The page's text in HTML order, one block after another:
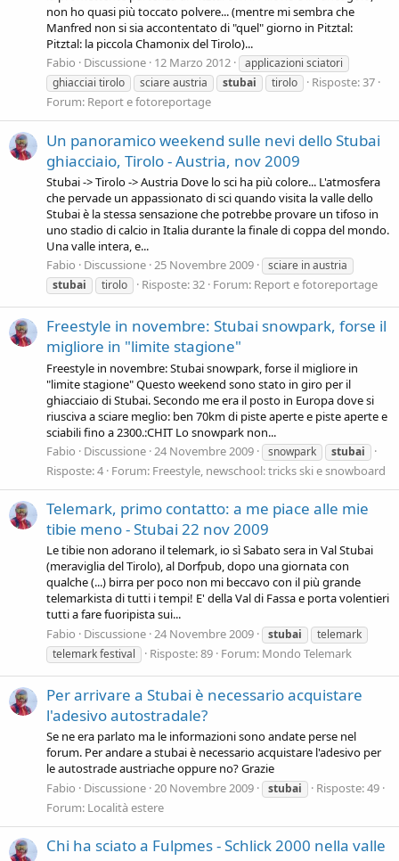
non ho quasi più toccato polvere... (mentre mi sembra che
Manfred non si sia accontentato di "quel" giorno in Pitztal:
Pitztal: la piccola Chamonix del Tirolo)...
Fabio
Discussione 12 Marzo 2012
applicazioni sciatori
ghiacciai tirolo
sciare austria stubai tirolo
Risposte: 37
Forum: Report e fotoreportage
Un panoramico weekend sulle nevi dello Stubai
ghiacciaio, Tirolo - Austria, nov 2009
Stubai -> Tirolo -> Austria Dove lo sci ha più colore... L'atmosfera
che pervade un appassionato di sci quando visita la valle dello
Stubai è la stessa sensazione che potrebbe provare un tifoso in
uno stadio di calcio in Italia durante la finale di coppa del mondo.
Una valle intera, e...
Fabio
Discussione 25 Novembre 2009
sciare in austria
stubai
tirolo Risposte: 32 Forum: Report e fotoreportage
Freestyle in novembre: Stubai snowpark, forse il
migliore in "limite stagione"
Freestyle in novembre: Stubai snowpark, forse il migliore in
"limite stagione" Questo weekend sono stato in giro per il
ghiacciaio di Stubai. Secondo me era il posto in Europa dove si
riusciva a sciare meglio: ben 70km di piste aperte e piste aperte e
sciabili fino a 2300.:CHIT Lo snowpark non...
Fabio
Discussione 24 Novembre 2009 snowpark stubai
Risposte: 4 Forum: Freestyle, newschool: tricks ski e snowboard
Telemark, primo contatto: a me piace alle mie
tibie meno - Stubai 22 nov 2009
Le tibie non adorano il telemark, io sì Sabato sera in Val Stubai
(meraviglia del Tirolo), al Dorfpub, dopo una giornata con
qualche (...) birra per poco non mi beccavo con il più grande
telemarkista di tutti i tempi! E' della Val di Fassa e porta volentieri
tutti a fare fuoripista sui...
Fabio
Discussione 24 Novembre 2009 stubai
telemark
telemark festival
Risposte: 89 Forum: Mondo Telemark
Per arrivare a Stubai è necessario acquistare
l'adesivo autostradale?
Se ne era parlato ma le informazioni sono andate perse nel
forum. Per andare a stubai è necessario acquistare l'adesivo per
le autostrade austriache oppure no? Grazie
Fabio
Discussione 20 Novembre 2009 stubai
Risposte: 49
Forum: Località estere
Chi ha sciato a Fulpmes - Schlick 2000 nella valle